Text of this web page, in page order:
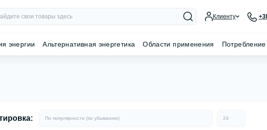
Клиенту
энергии Альтернативная энергетика Области применения Потребление